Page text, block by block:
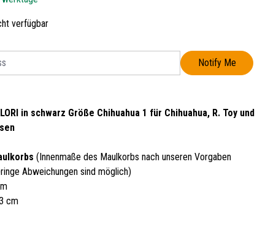
verfügbar
Notify Me
in schwarz Größe Chihuahua 1 für Chihuahua, R. Toy und
(Innenmaße des Maulkorbs nach unseren Vorgaben
Abweichungen sind möglich)
cm